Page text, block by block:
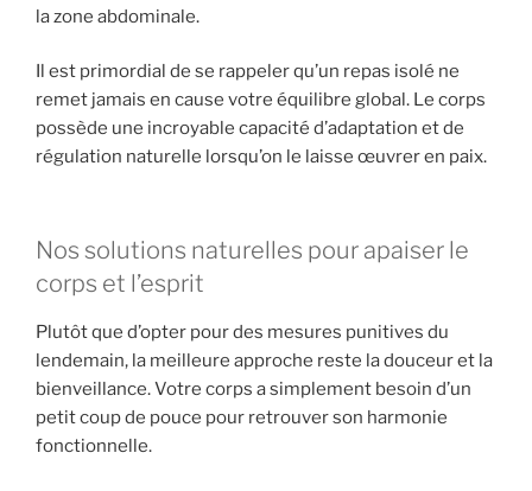
la zone abdominale.
Il est primordial de se rappeler qu’un repas isolé ne
remet jamais en cause votre équilibre global. Le corps
possède une incroyable capacité d’adaptation et de
régulation naturelle lorsqu’on le laisse œuvrer en paix.
Nos solutions naturelles pour apaiser le
corps et l’esprit
Plutôt que d’opter pour des mesures punitives du
lendemain, la meilleure approche reste la douceur et la
bienveillance. Votre corps a simplement besoin d’un
petit coup de pouce pour retrouver son harmonie
fonctionnelle.